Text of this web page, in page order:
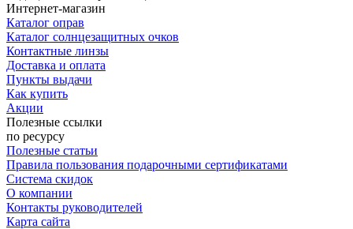
Интернет-магазин
Каталог оправ
Каталог солнцезащитных очков
Контактные линзы
Доставка и оплата
Пункты выдачи
Как купить
Акции
Полезные ссылки
по ресурсу
Полезные статьи
Правила пользования подарочными сертификатами
Система скидок
О компании
Контакты руководителей
Карта сайта